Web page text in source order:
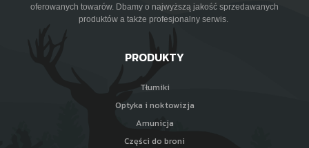
oferowanych towarów. Dbamy o najwyższą jakość sprzedawanych
produktów a także profesjonalny serwis.
PRODUKTY
Tłumiki
Optyka i noktowizja
Amunicja
Części do broni